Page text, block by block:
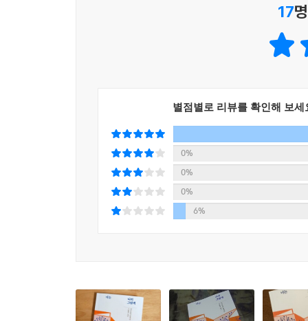
2. “그림책으로 보편적인 어린이의 마음을 배우고,
그림책은 설렁설렁 읽되, 아이 마음은 충실히 살펴
아이에게 그림책을 읽어주면서 저자는 ‘과하
간직하고 싶었기 때문이다. “나중은 모르겠고 우
아이들을 유심히 살피는 데 쓴다. 요즘 좀 피
부추겨볼까 하고 말이다.
저자는 그림책 읽어주는 시간을 통해 아이 둘이
읽은 책은 안정감과 즐거움으로 오랜 시간 아이
만한 책이 아니야, 아기 때 읽던 책은 버리자” 하는
17
별점별로 리뷰를 확인해 보세
0%
0%
0%
6%